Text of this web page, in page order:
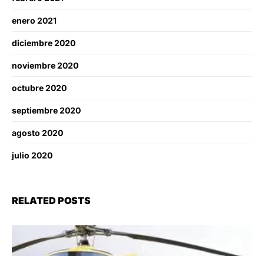
enero 2021
diciembre 2020
noviembre 2020
octubre 2020
septiembre 2020
agosto 2020
julio 2020
RELATED POSTS